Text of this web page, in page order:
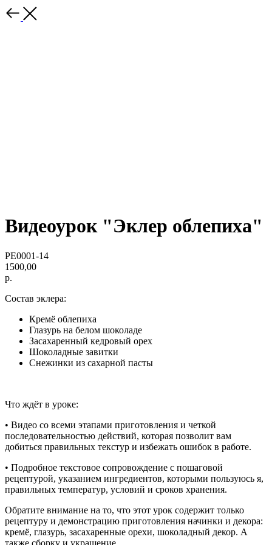
Видеоурок "Эклер облепиха"
PE0001-14
1500,00
р.
Состав эклера:
Кремё облепиха
Глазурь на белом шоколаде
Засахаренный кедровый орех
Шоколадные завитки
Снежинки из сахарной пасты
Что ждёт в уроке:
• Видео со всеми этапами приготовления и четкой
последовательностью действий, которая позволит вам
добиться правильных текстур и избежать ошибок в работе.
• Подробное текстовое сопровождение с пошаговой
рецептурой, указанием ингредиентов, которыми пользуюсь я,
правильных температур, условий и сроков хранения.
Обратите внимание на то, что этот урок содержит только
рецептуру и демонстрацию приготовления начинки и декора:
кремё, глазурь, засахаренные орехи, шоколадный декор. А
также сборку и украшение.